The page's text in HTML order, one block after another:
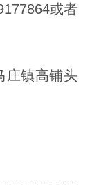
或者
庄镇高铺头